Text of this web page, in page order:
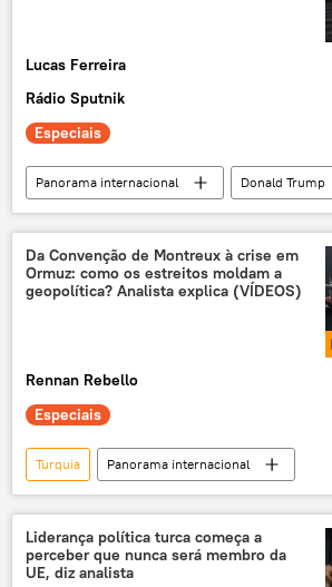
Lucas Ferreira
Rádio Sputnik
Especiais
Panorama internacional
Donald Trump
Irã
Teerã
Estados Unidos
Casa Branca
Oriente Médio
Oriente Médio e África
exclusiva
Da Convenção de Montreux à crise em
Ormuz: como os estreitos moldam a
geopolítica? Analista explica (VÍDEOS)
Rennan Rebello
Especiais
Turquia
Panorama internacional
Convenção de Montreux
estreito de
Estreito de Bósforo
Estreito de
Istambul
Mundo
Europa
Liderança política turca começa a
perceber que nunca será membro da
UE, diz analista